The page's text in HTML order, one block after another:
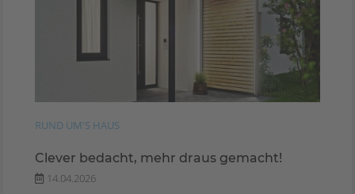
RUND UM'S HAUS
Clever bedacht, mehr draus gemacht!
14.04.2026